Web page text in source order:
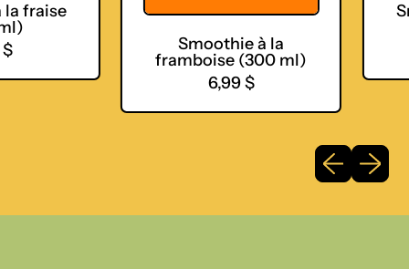
fraise
a
m
b
o
m
Smoothie à la
framboise (300 ml)
i
a
6,99 $
Diapositive